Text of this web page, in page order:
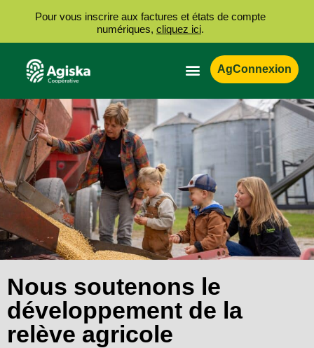
AgConnexion
Nous soutenons le
développement de la
relève agricole
Pour vous inscrire aux factures et états de compte
numériques, cliquez ici.